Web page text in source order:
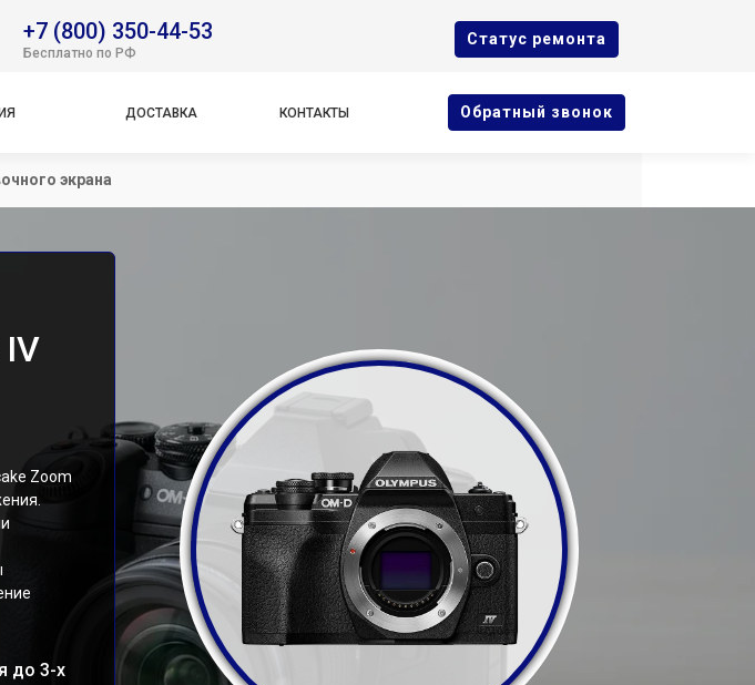
+7 (800) 350-44-53
Бесплатно по РФ
Cтатус ремонта
ДОСТАВКА КОНТАКТЫ Oбратный звонок
экрана
Zoom
до 3-х